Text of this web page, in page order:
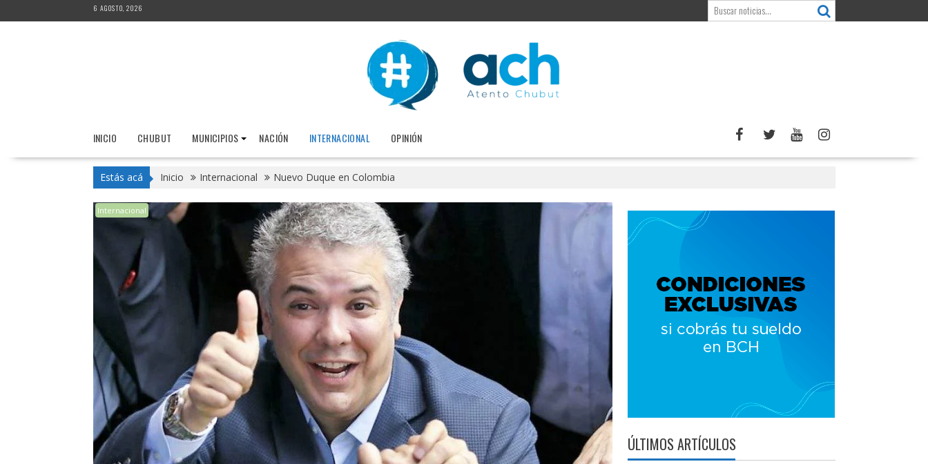
al
6 AGOSTO, 2026
INICIO CHUBUT MUNICIPIOS NACIÓN INTERNACIONAL OPINIÓN
Estás acá Inicio Internacional Nuevo Duque en Colombia
Internacional
ÚLTIMOS ARTÍCULOS